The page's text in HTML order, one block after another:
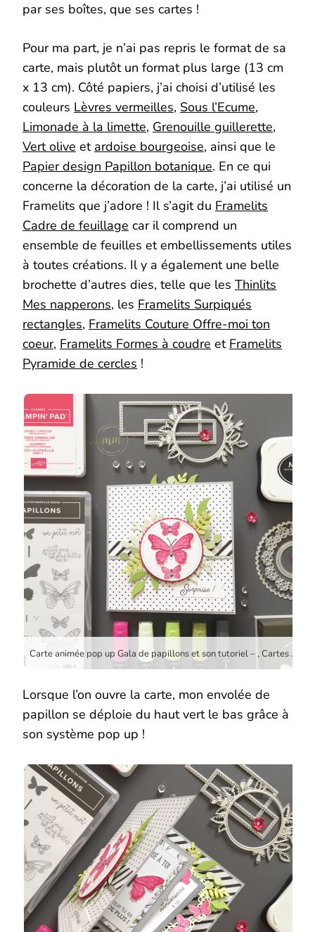
par ses boîtes, que ses cartes !
Pour ma part, je n’ai pas repris le format de sa
carte, mais plutôt un format plus large (13 cm
x 13 cm). Côté papiers, j’ai choisi d’utilisé les
couleurs Lèvres vermeilles, Sous l’Ecume,
Limonade à la limette, Grenouille guillerette,
Vert olive et ardoise bourgeoise, ainsi que le
Papier design Papillon botanique. En ce qui
concerne la décoration de la carte, j’ai utilisé un
Framelits que j’adore ! Il s’agit du Framelits
Cadre de feuillage car il comprend un
ensemble de feuilles et embellissements utiles
à toutes créations. Il y a également une belle
brochette d’autres dies, telle que les Thinlits
Mes napperons, les Framelits Surpiqués
rectangles, Framelits Couture Offre-moi ton
coeur, Framelits Formes à coudre et Framelits
Pyramide de cercles !
Carte animée pop up Gala de papillons et son tutoriel – , Cartes d’anniversaire, Cartes pop up, Framelits Cadre de feuillage, Framelits couture Offre-moi ton coeur, Framelits Formes à coudre, Framelits Pyramide de cercles, Framelits Surpiqués rectangles, Papier Design Papillon botanique, Perforatrice Etiquette en fanion, Set de tampons Gala de papillons, Set de tampons Grandes oreilles, Set de tampons Tout petits anniversaire, Stampin up, Thinlits Mes napperons, Tutoriels par Marie Meyer Stampin’up – http://ateliers-scrapbooking.fr
Lorsque l’on ouvre la carte, mon envolée de
papillon se déploie du haut vert le bas grâce à
son système pop up !